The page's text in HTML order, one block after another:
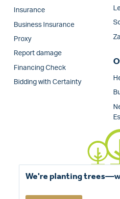
Insurance
Business Insurance
Proxy
Report damage
Financing Check
Bidding with Certainty
We're planting